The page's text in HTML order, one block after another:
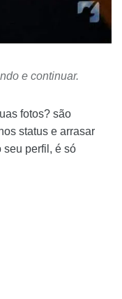
e continuar.
fotos? são
status e arrasar
seu perfil, é só